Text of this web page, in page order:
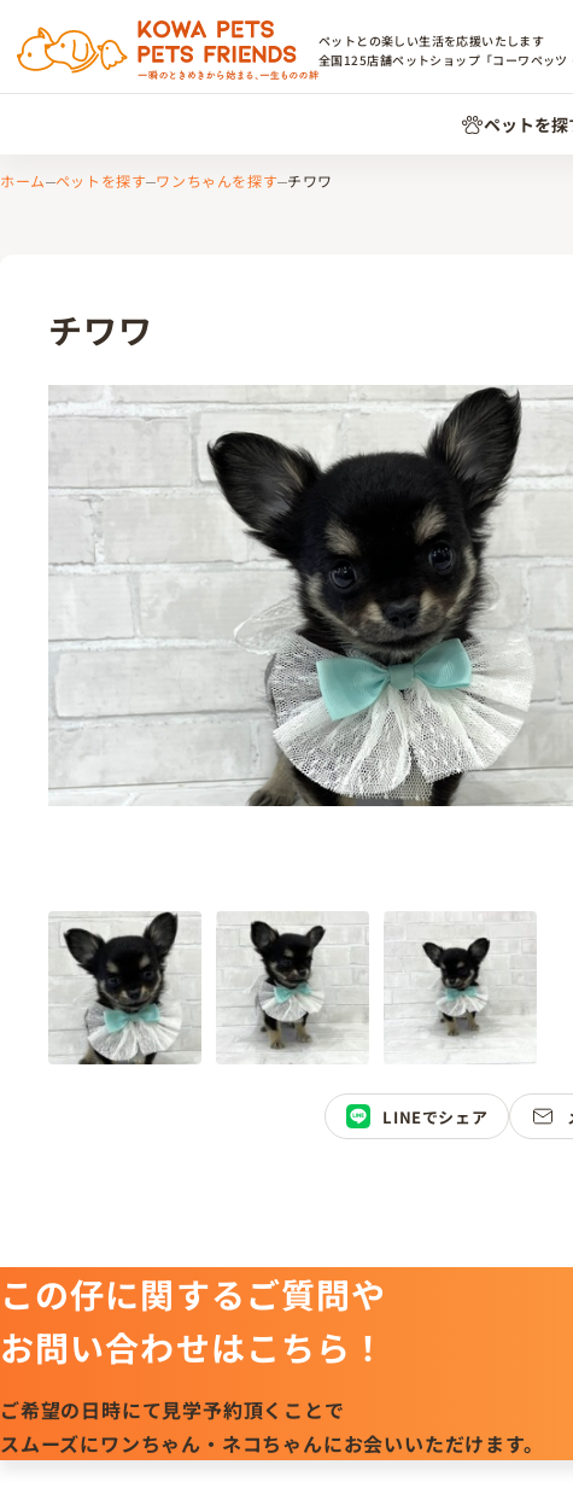
ペットとの楽しい生活を応援いたします
全国125店舗ペットショップ「コーワペッツ
ペットを探
ホーム ペットを探す ワンちゃんを探す チワワ
チワワ
LINEでシェア
この仔に関するご質問や
お問い合わせはこちら！
ご希望の日時にて見学予約頂くことで
スムーズにワンちゃん・ネコちゃんにお会いいただけます。